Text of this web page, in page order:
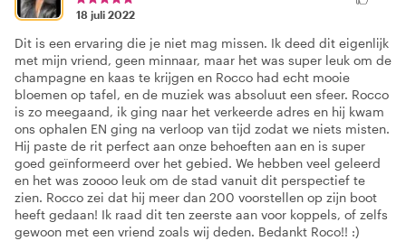
18 juli 2022
Dit is een ervaring die je niet mag missen. Ik deed dit eigenlijk
met mijn vriend, geen minnaar, maar het was super leuk om de
champagne en kaas te krijgen en Rocco had echt mooie
bloemen op tafel, en de muziek was absoluut een sfeer. Rocco
is zo meegaand, ik ging naar het verkeerde adres en hij kwam
ons ophalen EN ging na verloop van tijd zodat we niets misten.
Hij paste de rit perfect aan onze behoeften aan en is super
goed geïnformeerd over het gebied. We hebben veel geleerd
en het was zoooo leuk om de stad vanuit dit perspectief te
zien. Rocco zei dat hij meer dan 200 voorstellen op zijn boot
heeft gedaan! Ik raad dit ten zeerste aan voor koppels, of zelfs
gewoon met een vriend zoals wij deden. Bedankt Roco!! :)